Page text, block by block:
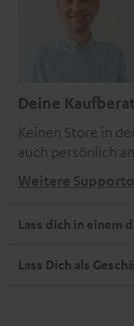
Deine
Keinen Store in
auch persönlich
Weitere
Lass dich in einem
Lass Dich als